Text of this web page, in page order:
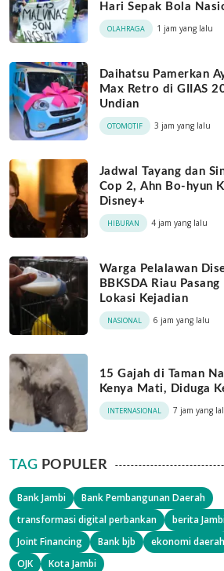
Hari Sepak Bola
OLAHRAGA 1 jam yang lalu
Daihatsu Pamerkan
Max Retro di GIIAS
Undian
OTOMOTIF 3 jam yang lalu
Jadwal Tayang dan
Cop 2, Ahn Bo-hyun
Disney+
HIBURAN 4 jam yang lalu
Warga Pelalawan
BBKSDA Riau
Lokasi Kejadian
NASIONAL 6 jam yang lalu
15 Gajah di Taman
Kenya Mati, Diduga
INTERNASIONAL 7 jam yang
TAG POPULER
Bank Jambi
Bank Pembangunan Daerah
transformasi digital perbankan
berita
Joint Financing
Bank bjb ekonomi daerah
OJK
Kota Jambi